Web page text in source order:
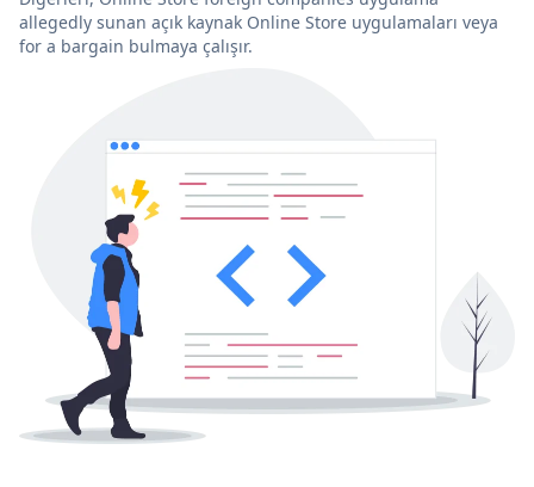
allegedly sunan açık kaynak Online Store uygulamaları veya
for a bargain bulmaya çalışır.